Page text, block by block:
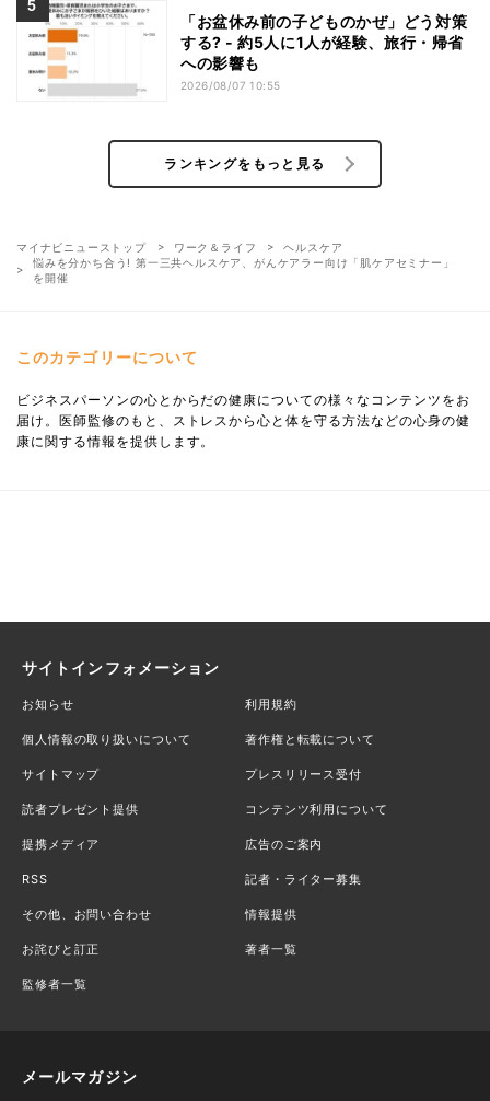
「お盆休み前の子どものかぜ」どう対策
する? - 約5人に1人が経験、旅行・帰省
への影響も
2026/08/07 10:55
ランキングをもっと見る
マイナビニューストップ ワーク＆ライフ
ヘルスケア
悩みを分かち合う! 第一三共ヘルスケア、がんケアラー向け「肌ケアセミナー」
を開催
このカテゴリーについて
ビジネスパーソンの心とからだの健康についての様々なコンテンツをお
届け。医師監修のもと、ストレスから心と体を守る方法などの心身の健
康に関する情報を提供します。
サイトインフォメーション
お知らせ 利用規約
個人情報の取り扱いについて 著作権と転載について
サイトマップ プレスリリース受付
読者プレゼント提供 コンテンツ利用について
提携メディア 広告のご案内
RSS 記者・ライター募集
その他、お問い合わせ 情報提供
お詫びと訂正 著者一覧
監修者一覧
メールマガジン